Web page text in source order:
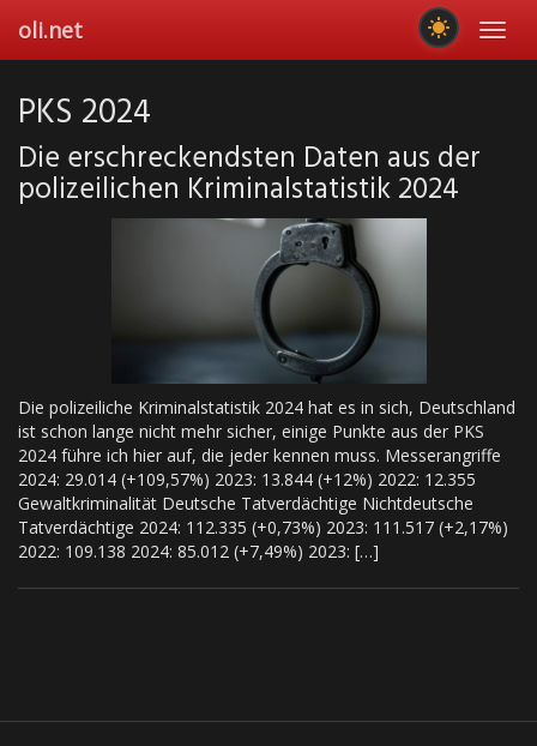
main
oli.net
PKS 2024
Die erschreckendsten Daten aus der
polizeilichen Kriminalstatistik 2024
Die polizeiliche Kriminalstatistik 2024 hat es in sich, Deutschland
ist schon lange nicht mehr sicher, einige Punkte aus der PKS
2024 führe ich hier auf, die jeder kennen muss. Messerangriffe
2024: 29.014 (+109,57%) 2023: 13.844 (+12%) 2022: 12.355
Gewaltkriminalität Deutsche Tatverdächtige Nichtdeutsche
Tatverdächtige 2024: 112.335 (+0,73%) 2023: 111.517 (+2,17%)
2022: 109.138 2024: 85.012 (+7,49%) 2023: […]